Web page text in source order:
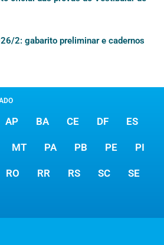
2: gabarito preliminar e cadernos
AP BA CE DF ES
MT PA PB PE PI
RO RR RS SC SE